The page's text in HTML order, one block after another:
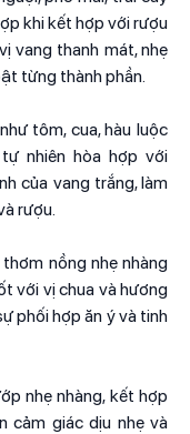
khi kết hợp với rượu
vang thanh mát, nhẹ
từng thành phần.
tôm, cua, hàu luộc
nhiên hòa hợp với
của vang trắng, làm
rượu.
nồng nhẹ nhàng
với vị chua và hương
phối hợp ăn ý và tinh
nhẹ nhàng, kết hợp
cảm giác dịu nhẹ và